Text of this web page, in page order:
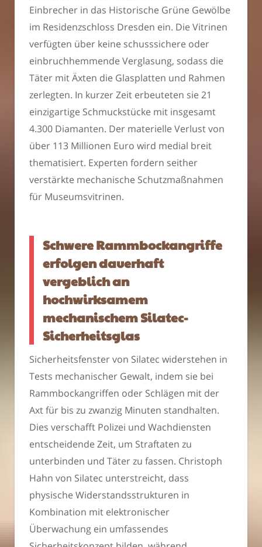
Einbrecher in das Historische Grüne Gewölbe
im Residenzschloss Dresden ein. Die Vitrinen
verfügten über keine schusssichere oder
einbruchhemmende Verglasung, sodass die
Täter mit Äxten die Glasplatten und Rahmen
zerlegten. In kurzer Zeit erbeuteten sie 21
einzigartige Schmuckstücke mit insgesamt
4.300 Diamanten. Der materielle Verlust von
über 113 Millionen Euro wird medial breit
thematisiert. Experten fordern seither
verstärkte mechanische Schutzmaßnahmen
für Museumsvitrinen.
Schwere Rammbockangriffe
erfolgen dauerhaft
vergeblich an
hochwirksamem
mechanischem Silatec-
Sicherheitsglas
Sicherheitsfenster von Silatec widerstehen in
Tests mechanischer Gewalt, indem sie bei
Rammbockangriffen oder Schlägen mit der
Axt für bis zu zwanzig Minuten standhalten.
Dies verschafft Polizei und Wachdiensten
entscheidende Zeit, um Straftaten zu
unterbinden und Täter zu fassen. Christoph
Hahn von Silatec unterstreicht, dass
physische Widerstandsstrukturen in
Kombination mit elektronischer
Überwachung ein umfassendes